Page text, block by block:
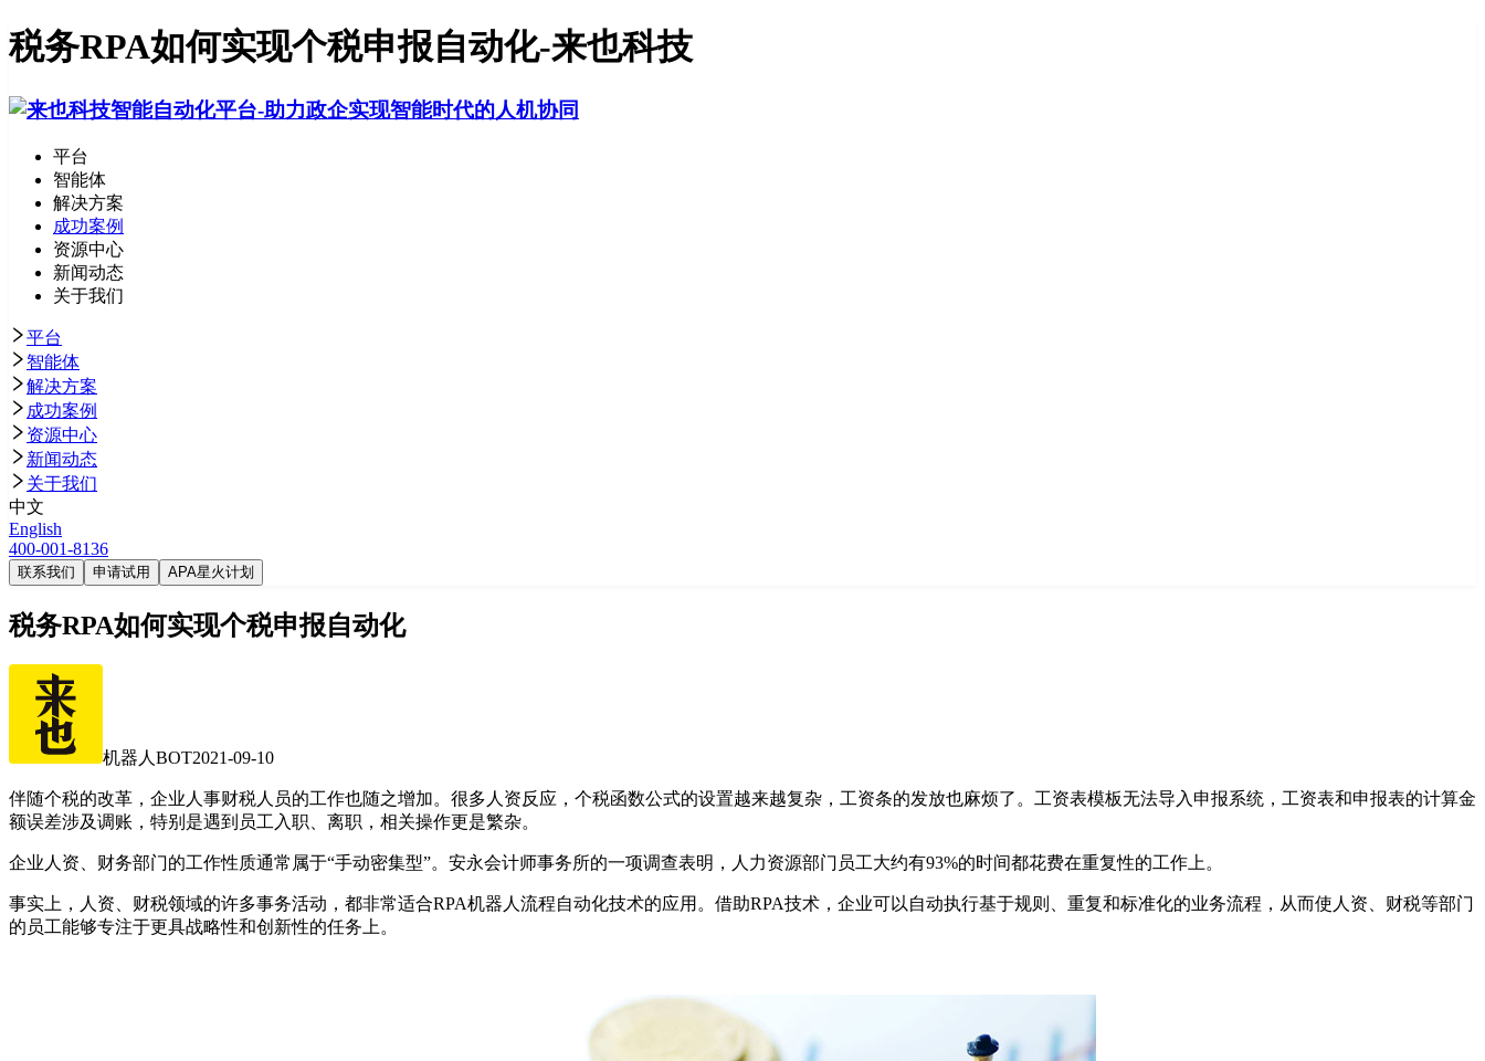
税务RPA如何实现个税申报自动化-来也科技
平台
智能体
解决方案
成功案例
资源中心
新闻动态
关于我们
平台
智能体
解决方案
成功案例
资源中心
新闻动态
关于我们
中文
English
400-001-8136
联系我们 申请试用 APA星火计划
税务RPA如何实现个税申报自动化
机器人BOT2021-09-10
伴随个税的改革，企业人事财税人员的工作也随之增加。很多人资反应，个税函数公式的设置越来越复杂，工资条的发放也麻烦了。工资表模板无法导入申报系统，工资表和申报表的计算金
额误差涉及调账，特别是遇到员工入职、离职，相关操作更是繁杂。
企业人资、财务部门的工作性质通常属于“手动密集型”。安永会计师事务所的一项调查表明，人力资源部门员工大约有93%的时间都花费在重复性的工作上。
事实上，人资、财税领域的许多事务活动，都非常适合RPA机器人流程自动化技术的应用。借助RPA技术，企业可以自动执行基于规则、重复和标准化的业务流程，从而使人资、财税等部门
的员工能够专注于更具战略性和创新性的任务上。